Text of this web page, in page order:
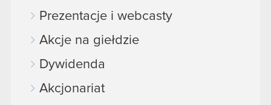
Prezentacje i webcasty
Akcje na giełdzie
Dywidenda
Akcjonariat